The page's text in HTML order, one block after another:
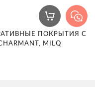
ПОКРЫТИЯ С
MILQ